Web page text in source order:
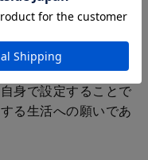
の自由を感じられる
に留まるものを 住ま
、自身に何度でも豊
身で設定することで
る生活への願いであ